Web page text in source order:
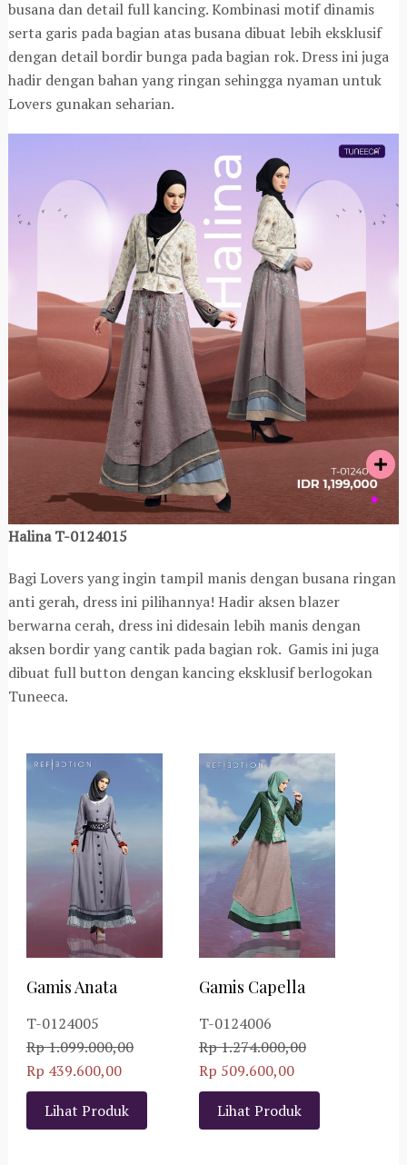
busana dan detail full kancing. Kombinasi motif dinamis
serta garis pada bagian atas busana dibuat lebih eksklusif
dengan detail bordir bunga pada bagian rok. Dress ini juga
hadir dengan bahan yang ringan sehingga nyaman untuk
Lovers gunakan seharian.
Halina T-0124015
Bagi Lovers yang ingin tampil manis dengan busana ringan
anti gerah, dress ini pilihannya! Hadir aksen blazer
berwarna cerah, dress ini didesain lebih manis dengan
aksen bordir yang cantik pada bagian rok. Gamis ini juga
dibuat full button dengan kancing eksklusif berlogokan
Tuneeca.
Gamis Anata
T-0124005
Rp 1.099.000,00
Rp 439.600,00
Lihat Produk
Gamis Capella
T-0124006
Rp 1.274.000,00
Rp 509.600,00
Lihat Produk